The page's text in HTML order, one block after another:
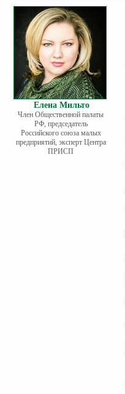
Елена Мильто
Член Общественной палаты
РФ, председатель
Российского союза малых
предприятий, эксперт Центра
ПРИСП